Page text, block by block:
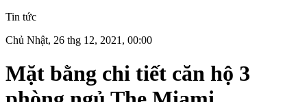
Tin tức
Chủ Nhật, 26 thg 12, 2021, 00:00
Mặt bằng chi tiết căn hộ 3